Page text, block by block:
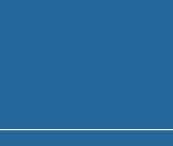
em sua composição os ácidos[…]